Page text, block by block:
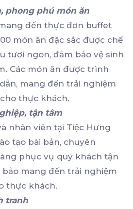
phong phú món ăn
đến thực đơn buffet
món ăn đặc sắc được chế
tươi ngon, đảm bảo vệ sinh
Các món ăn được trình
mang đến trải nghiệm
thực khách.
tận tâm
nhân viên tại Tiệc Hưng
tạo bài bản, chuyên
phục vụ quý khách tận
mang đến trải nghiệm
thực khách.
tranh